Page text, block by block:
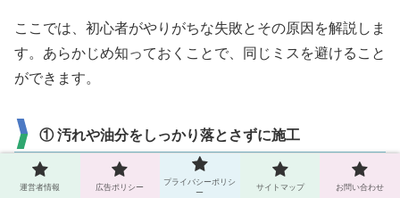
ここでは、初心者がやりがちな失敗とその原因を解説しま
す。あらかじめ知っておくことで、同じミスを避けること
ができます。
① 汚れや油分をしっかり落とさずに施工
もっとも多い失敗が「下地処理不足」です。
運営者情報 広告ポリシー
プライバシーポリシ
ー
サイトマップ お問い合わせ